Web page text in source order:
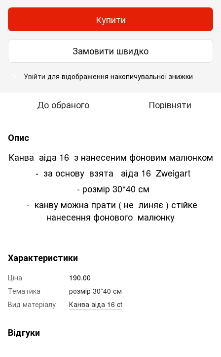
Купити
Замовити швидко
Увійти для відображення накопичувальної знижки
До обраного Порівняти
Опис
Канва аіда 16 з нанесеним фоновим малюнком
- за основу взята аіда 16 Zweigart
- розмір 30*40 см
- канву можна прати ( не линяє ) стійке
нанесення фонового малюнку
Характеристики
Ціна
190.00
Тематика
розмір 30*40 см
Вид матеріалу
Канва аіда 16 ct
Відгуки